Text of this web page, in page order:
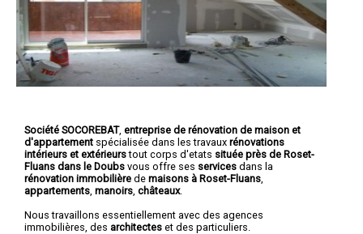
Société SOCOREBAT, entreprise de rénovation de maison et
d'appartement spécialisée dans les travaux rénovations
intérieurs et extérieurstout corps d'etats située près de Roset-
Fluans dans le Doubs vous offre ses services dans la
rénovation immobilière de maisons à Roset-Fluans
appartements manoirs châteaux.
Nous travaillons essentiellement avec des agences
immobilières, des architectes et des particuliers.